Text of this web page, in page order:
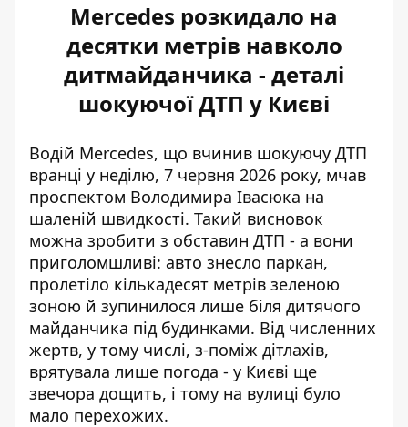
Mercedes розкидало на
десятки метрів навколо
дитмайданчика - деталі
шокуючої ДТП у Києві
Водій Mercedes, що вчинив шокуючу ДТП
вранці у неділю, 7 червня 2026 року, мчав
проспектом Володимира Івасюка на
шаленій швидкості. Такий висновок
можна зробити з обставин ДТП - а вони
приголомшливі: авто знесло паркан,
пролетіло кількадесят метрів зеленою
зоною й зупинилося лише біля дитячого
майданчика під будинками. Від численних
жертв, у тому числі, з-поміж дітлахів,
врятувала лише погода - у Києві ще
звечора дощить, і тому на вулиці було
мало перехожих.